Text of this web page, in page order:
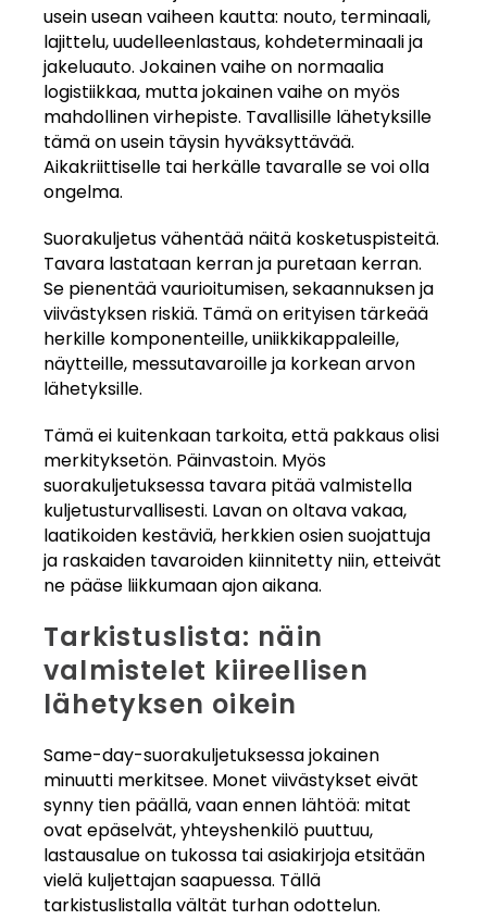
usein usean vaiheen kautta: nouto, terminaali,
lajittelu, uudelleenlastaus, kohdeterminaali ja
jakeluauto. Jokainen vaihe on normaalia
logistiikkaa, mutta jokainen vaihe on myös
mahdollinen virhepiste. Tavallisille lähetyksille
tämä on usein täysin hyväksyttävää.
Aikakriittiselle tai herkälle tavaralle se voi olla
ongelma.
Suorakuljetus vähentää näitä kosketuspisteitä.
Tavara lastataan kerran ja puretaan kerran.
Se pienentää vaurioitumisen, sekaannuksen ja
viivästyksen riskiä. Tämä on erityisen tärkeää
herkille komponenteille, uniikkikappaleille,
näytteille, messutavaroille ja korkean arvon
lähetyksille.
Tämä ei kuitenkaan tarkoita, että pakkaus olisi
merkityksetön. Päinvastoin. Myös
suorakuljetuksessa tavara pitää valmistella
kuljetusturvallisesti. Lavan on oltava vakaa,
laatikoiden kestäviä, herkkien osien suojattuja
ja raskaiden tavaroiden kiinnitetty niin, etteivät
ne pääse liikkumaan ajon aikana.
Tarkistuslista: näin
valmistelet kiireellisen
lähetyksen oikein
Same-day-suorakuljetuksessa jokainen
minuutti merkitsee. Monet viivästykset eivät
synny tien päällä, vaan ennen lähtöä: mitat
ovat epäselvät, yhteyshenkilö puuttuu,
lastausalue on tukossa tai asiakirjoja etsitään
vielä kuljettajan saapuessa. Tällä
tarkistuslistalla vältät turhan odottelun.